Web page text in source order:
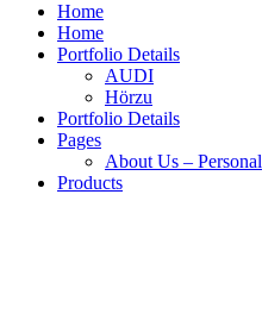
Home
Home
Portfolio Details
AUDI
Hörzu
Portfolio Details
Pages
About Us – Personal
Products